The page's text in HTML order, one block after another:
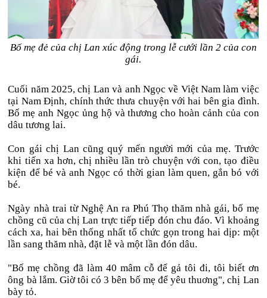
Bố mẹ đẻ của chị Lan xúc động trong lễ cưới lần 2 của con
gái.
Cuối năm 2025, chị Lan và anh Ngọc về Việt Nam làm việc
tại Nam Định, chính thức thưa chuyện với hai bên gia đình.
Bố mẹ anh Ngọc ủng hộ và thương cho hoàn cảnh của con
dâu tương lai.
Con gái chị Lan cũng quý mến người mới của mẹ. Trước
khi tiến xa hơn, chị nhiều lần trò chuyện với con, tạo điều
kiện để bé và anh Ngọc có thời gian làm quen, gắn bó với
bé.
Ngày nhà trai từ Nghệ An ra Phú Thọ thăm nhà gái, bố mẹ
chồng cũ của chị Lan trực tiếp tiếp đón chu đáo. Vì khoảng
cách xa, hai bên thống nhất tổ chức gọn trong hai dịp: một
lần sang thăm nhà, đặt lễ và một lần đón dâu.
"Bố mẹ chồng đã làm 40 mâm cỗ để gả tôi đi, tôi biết ơn
ông bà lắm. Giờ tôi có 3 bên bố mẹ để yêu thuơng", chị Lan
bày tỏ.